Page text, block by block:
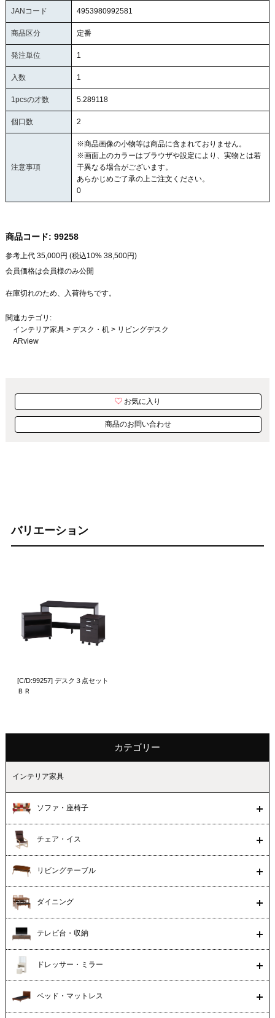
JANコード 4953980992581
商品区分 定番
発注単位 1
入数 1
1pcsの才数 5.289118
個口数 2
注意事項
※商品画像の小物等は商品に含まれておりません。
※画面上のカラーはブラウザや設定により、実物とは若
干異なる場合がございます。
あらかじめご了承の上ご注文ください。
0
商品コード: 99258
参考上代 35,000円 (税込10% 38,500円)
会員価格は会員様のみ公開
在庫切れのため、入荷待ちです。
関連カテゴリ:
インテリア家具> デスク・机> リビングデスク
ARview
お気に入り
商品のお問い合わせ
バリエーション
[C/D:99257] デスク３点セット
ＢＲ
カテゴリー
インテリア家具
ソファ・座椅子
チェア・イス
リビングテーブル
ダイニング
テレビ台・収納
ドレッサー・ミラー
ベッド・マットレス